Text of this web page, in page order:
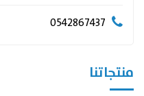
0542867437
منتجاتنا